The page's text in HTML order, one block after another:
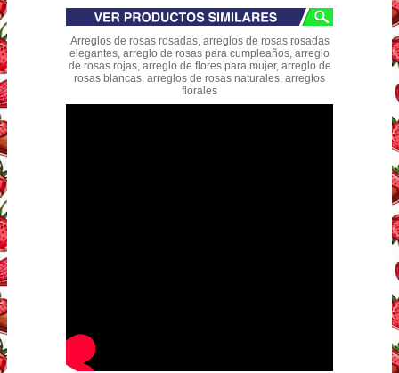
Arreglos de rosas rosadas, arreglos de rosas rosadas
elegantes, arreglo de rosas para cumpleaños, arreglo
de rosas rojas, arreglo de flores para mujer, arreglo de
rosas blancas, arreglos de rosas naturales, arreglos
florales